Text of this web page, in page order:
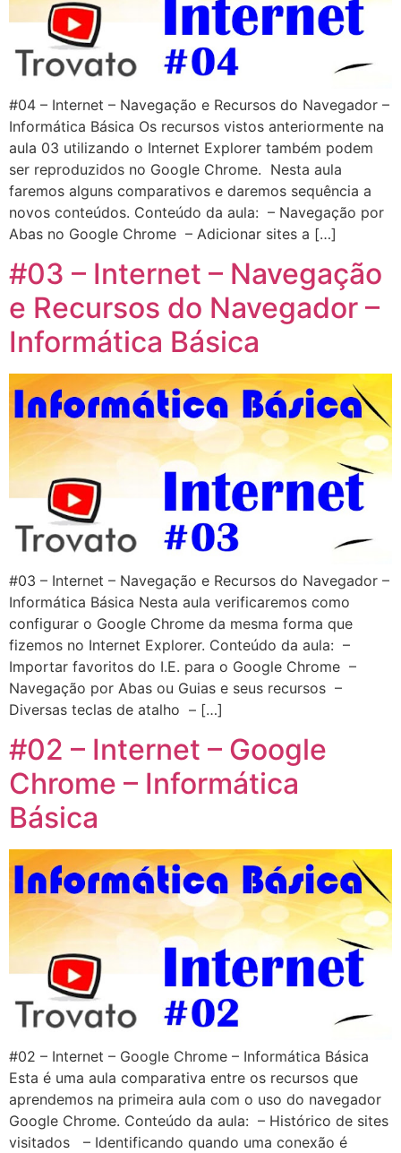
#04 – Internet – Navegação e Recursos do Navegador –
Informática Básica Os recursos vistos anteriormente na
aula 03 utilizando o Internet Explorer também podem
ser reproduzidos no Google Chrome. Nesta aula
faremos alguns comparativos e daremos sequência a
novos conteúdos. Conteúdo da aula: – Navegação por
Abas no Google Chrome – Adicionar sites a […]
#03 – Internet – Navegação
e Recursos do Navegador –
Informática Básica
#03 – Internet – Navegação e Recursos do Navegador –
Informática Básica Nesta aula verificaremos como
configurar o Google Chrome da mesma forma que
fizemos no Internet Explorer. Conteúdo da aula: –
Importar favoritos do I.E. para o Google Chrome –
Navegação por Abas ou Guias e seus recursos –
Diversas teclas de atalho – […]
#02 – Internet – Google
Chrome – Informática
Básica
#02 – Internet – Google Chrome – Informática Básica
Esta é uma aula comparativa entre os recursos que
aprendemos na primeira aula com o uso do navegador
Google Chrome. Conteúdo da aula: – Histórico de sites
visitados – Identificando quando uma conexão é